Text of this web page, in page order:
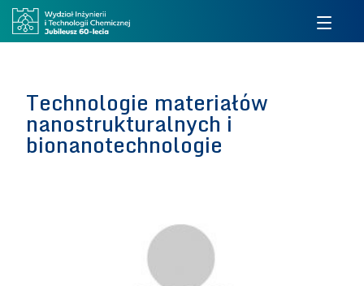
Technologie materiałów
nanostrukturalnych i
bionanotechnologie